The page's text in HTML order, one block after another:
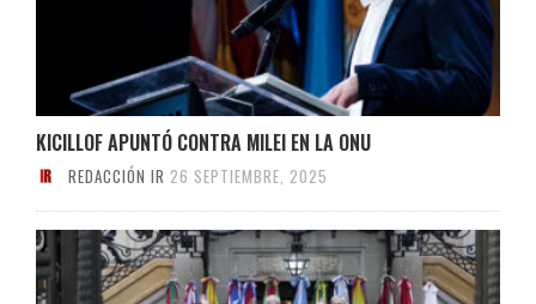
KICILLOF APUNTÓ CONTRA MILEI EN LA ONU
REDACCIÓN IR 26 SEPTIEMBRE, 2025